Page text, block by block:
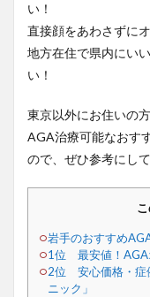
い！
直接顔をあわさずに
地方在住で県内にい
い！
東京以外にお住いの
AGA治療可能なおす
ので、ぜひ参考にし
岩手のおすすめ
1位 最安値！AGA
2位 安心価格・症
ニック」